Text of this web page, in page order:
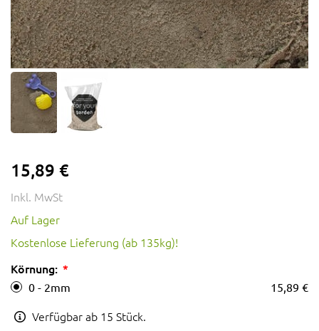
15,89 €
Inkl. MwSt
Auf Lager
Kostenlose Lieferung (ab 135kg)!
Körnung:
0 - 2mm 15,89 €
Verfügbar ab 15 Stück.